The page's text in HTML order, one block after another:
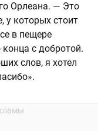
Орлеана. — Это
у которых стоит
в пещере
с добротой.
слов, я хотел